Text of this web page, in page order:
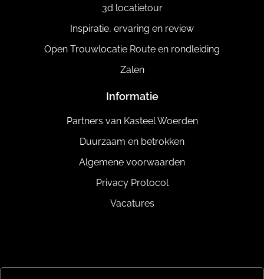
3d locatietour
Inspiratie, ervaring en review
Open Trouwlocatie Route en rondleiding
Zalen
Informatie
Partners van Kasteel Woerden
Duurzaam en betrokken
Algemene voorwaarden
Privacy Protocol
Vacatures